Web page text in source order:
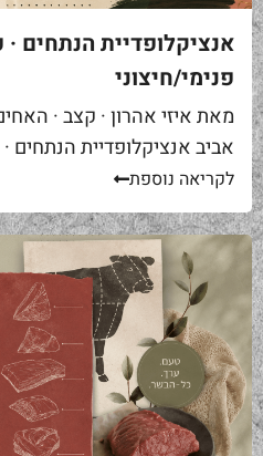
פנימי/חיצוני
מאת איזי אהרון · קצב ·
באים אליי בקצביה
לקריאה נוספת